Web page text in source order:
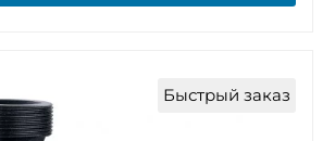
Быстрый заказ